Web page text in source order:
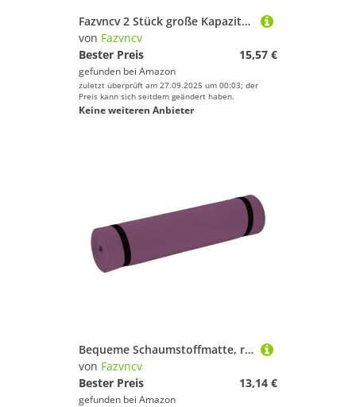
Fazvncv 2 Stück große Kapazität, tragbar, wasserdicht, Medikamente für Reisen, Camping, Outdoor, tragbare erste Medizin, Aufbewahrungstasche, große Kapazität, wasserdicht, 2 Stück, violett
von Fazvncv
Bester Preis
15,57 €
gefunden bei Amazon
zuletzt überprüft am 27.09.2025 um 00:03; der
Preis kann sich seitdem geändert haben.
Keine weiteren Anbieter
Bequeme Schaumstoffmatte, rutschfeste Sport-Fitnessmatte, Bodybuilding-Decke, Fitnessstudio, Fitnessgeräte, einfach zu bedienen, rutschfeste Trainingspolster
von Fazvncv
Bester Preis
13,14 €
gefunden bei Amazon